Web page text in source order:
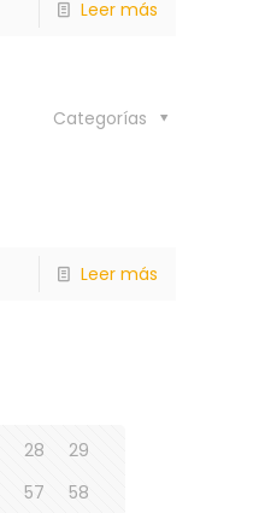
Leer más
Categorías
Leer más
28
29
57
58